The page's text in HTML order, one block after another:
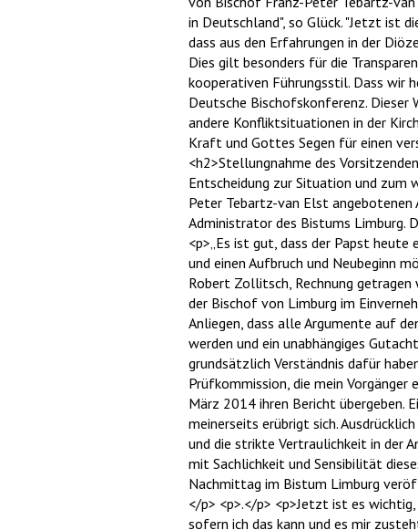
in Deutschland", so Glück. "Jetzt ist
dass aus den Erfahrungen in der
Dies gilt besonders für die
kooperativen Führungsstil. Dass wir
Deutsche Bischofskonferenz.
andere Konfliktsituationen in der
Kraft und Gottes Segen für einen
<h2>Stellungnahme des
Entscheidung zur Situation und zum
Peter Tebartz-van Elst angebotenen
Administrator des Bistums Limburg.
<p>„Es ist gut, dass der Papst
und einen Aufbruch und Neubeginn
Robert Zollitsch, Rechnung
der Bischof von Limburg im
Anliegen, dass alle Argumente auf
werden und ein unabhängiges
grundsätzlich Verständnis dafür
Prüfkommission, die mein
März 2014 ihren Bericht übergeben.
meinerseits erübrigt sich.
und die strikte Vertraulichkeit in der
mit Sachlichkeit und Sensibilität
Nachmittag im Bistum Limburg
</p> <p>.</p> <p>Jetzt ist es
sofern ich das kann und es mir